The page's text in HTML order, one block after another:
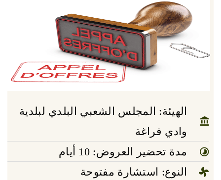
الهيئة: المجلس الشعبي البلدي لبلدية
وادي فراغة
مدة تحضير العروض: 10 أيام
النوع: استشارة مفتوحة